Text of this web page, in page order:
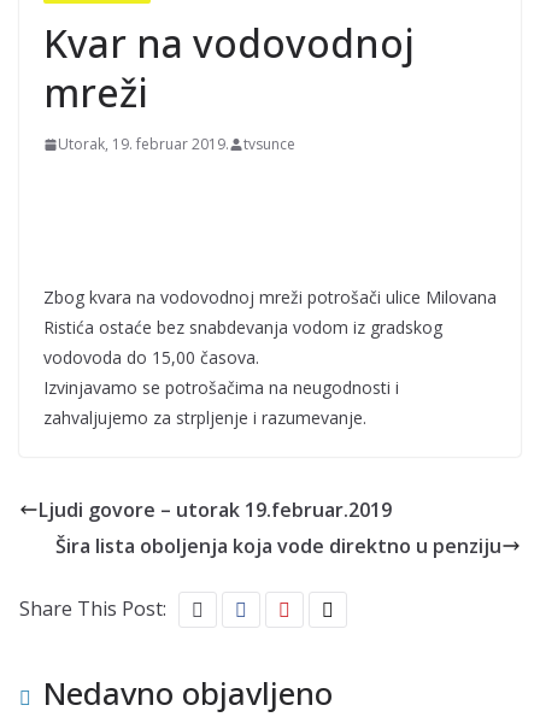
Kvar na vodovodnoj
mreži
Utorak, 19. februar 2019. tvsunce
Zbog kvara na vodovodnoj mreži potrošači ulice Milovana
Ristića ostaće bez snabdevanja vodom iz gradskog
vodovoda do 15,00 časova.
Izvinjavamo se potrošačima na neugodnosti i
zahvaljujemo za strpljenje i razumevanje.
Ljudi govore – utorak 19.februar.2019
Šira lista oboljenja koja vode direktno u penziju
Share This Post:
Nedavno objavljeno